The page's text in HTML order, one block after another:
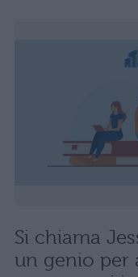
Si chiama
un genio per